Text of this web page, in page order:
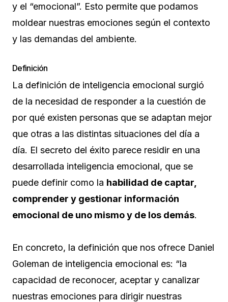
y el “emocional”. Esto permite que podamos
moldear nuestras emociones según el contexto
y las demandas del ambiente.
Definición
La definición de inteligencia emocional surgió
de la necesidad de responder a la cuestión de
por qué existen personas que se adaptan mejor
que otras a las distintas situaciones del día a
día. El secreto del éxito parece residir en una
desarrollada inteligencia emocional, que se
puede definir como la habilidad de captar,
comprender y gestionar información
emocional de uno mismo y de los demás.
En concreto, la definición que nos ofrece Daniel
Goleman de inteligencia emocional es: “la
capacidad de reconocer, aceptar y canalizar
nuestras emociones para dirigir nuestras